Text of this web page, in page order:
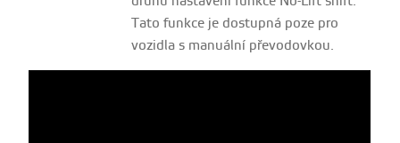
Tato funkce je dostupná poze pro
vozidla s manuální převodovkou.